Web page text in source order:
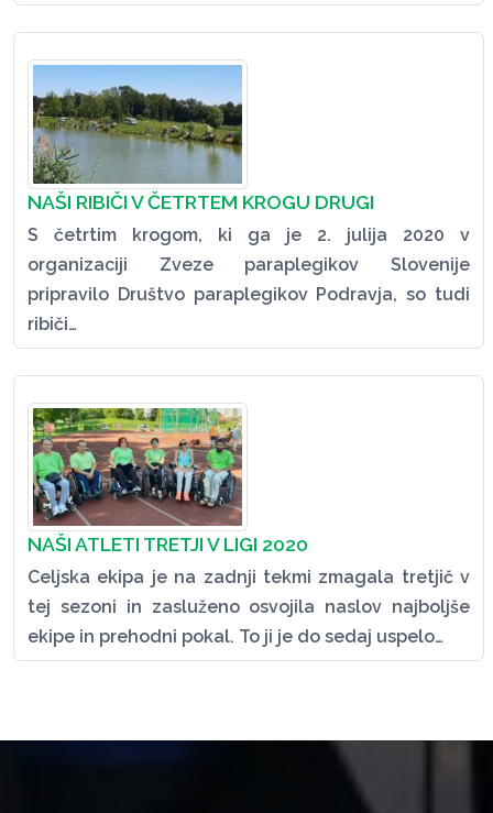
NAŠI RIBIČI V ČETRTEM KROGU DRUGI
S četrtim krogom, ki ga je 2. julija 2020 v
organizaciji Zveze paraplegikov Slovenije
pripravilo Društvo paraplegikov Podravja, so tudi
ribiči…
NAŠI ATLETI TRETJI V LIGI 2020
Celjska ekipa je na zadnji tekmi zmagala tretjič v
tej sezoni in zasluženo osvojila naslov najboljše
ekipe in prehodni pokal. To ji je do sedaj uspelo…